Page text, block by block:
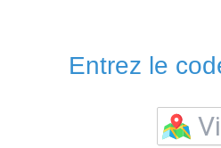
Entrez le